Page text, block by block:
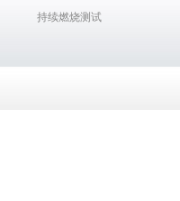
持续燃烧测试